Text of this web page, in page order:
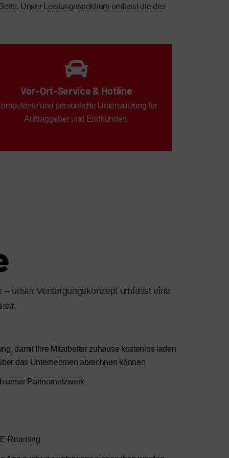
Unser Leistungsspektrum umfasst die drei
Vor-Ort-Service & Hotline
und persönliche Unterstützung für
Auftraggeber und Endkunden.
unser Versorgungskonzept umfasst eine
damit Ihre Mitarbeiter zuhause kostenlos laden
das Unternehmen abrechnen können
unser Partnernetzwerk
Roaming